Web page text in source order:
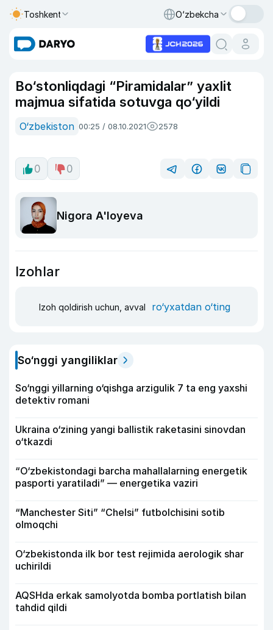
Toshkent O‘zbekcha
Bo‘stonliqdagi “Piramidalar” yaxlit
majmua sifatida sotuvga qo‘yildi
O‘zbekiston 00:25 / 08.10.2021 2578
0 0
Nigora A'loyeva
Izohlar
Izoh qoldirish uchun, avval ro‘yxatdan o‘ting
So‘nggi yangiliklar
So‘nggi yillarning o‘qishga arzigulik 7 ta eng yaxshi
detektiv romani
Ukraina o‘zining yangi ballistik raketasini sinovdan
o‘tkazdi
“O‘zbekistondagi barcha mahallalarning energetik
pasporti yaratiladi” — energetika vaziri
“Manchester Siti” “Chelsi” futbolchisini sotib
olmoqchi
O‘zbekistonda ilk bor test rejimida aerologik shar
uchirildi
AQSHda erkak samolyotda bomba portlatish bilan
tahdid qildi